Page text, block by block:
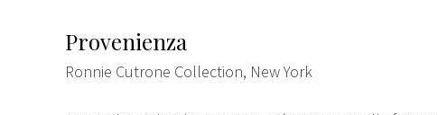
Provenienza
Ronnie Cutrone Collection, New York